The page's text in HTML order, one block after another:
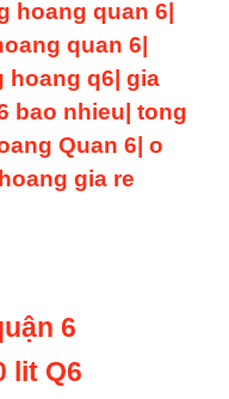
hoang quan 6|
quan 6|
hoang q6| gia
bao nhieu| tong
Quan 6| o
gia re
6
lit Q6